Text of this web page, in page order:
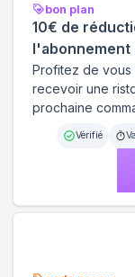
bon plan
10€ de
l'abonnement
Profitez de vous
recevoir une
prochaine
Vérifié